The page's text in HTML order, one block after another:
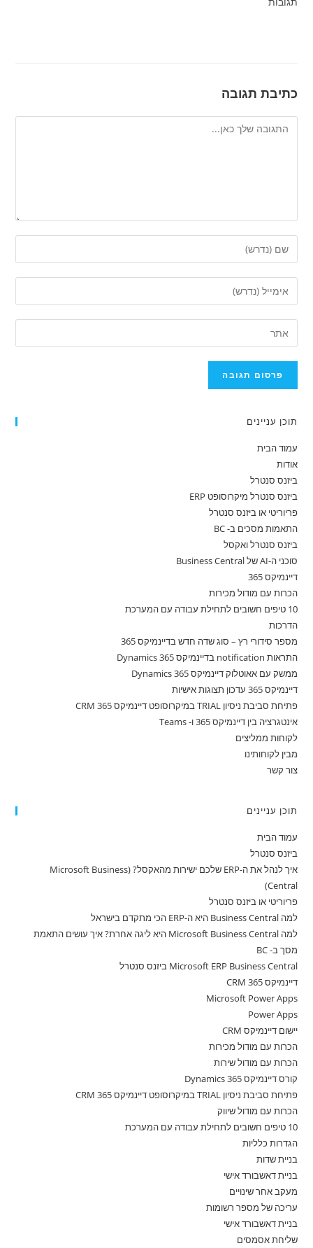
כתיבת תגובה
תוכן עניינים
עמוד הבית
אודות
ביזנס סנטרל
ביזנס סנטרל מיקרוסופט ERP
פריוריטי או ביזנס סנטרל
התאמות מסכים ב- BC
ביזנס סנטרל ואקסל
סוכני ה-AI של Business Central
דיינמיקס 365
הכרות עם מודול מכירות
10 טיפים חשובים לתחילת עבודה עם המערכת
הדרכות
מספר סידורי רץ – סוג שדה חדש בדיינמיקס 365
התראות notification בדיינמיקס 365 Dynamics
ממשק עם אאוטלוק דיינמיקס 365 Dynamics
דיינמיקס 365 עדכון תצוגות אישיות
פתיחת סביבת ניסיון TRIAL במיקרוסופט דיינמיקס 365 CRM
אינטגרציה בין דיינמיקס 365 ו- Teams
לקוחות ממליצים
מבין לקוחותינו
צור קשר
תוכן עניינים
עמוד הבית
ביזנס סנטרל
איך לנהל את ה-ERP שלכם ישירות מהאקסל? (Microsoft Business
Central)
פריוריטי או ביזנס סנטרל
למה Business Central היא ה-ERP הכי מתקדם בישראל
למה Microsoft Business Central היא ליגה אחרת? איך עושים התאמת
מסך ב- BC
Microsoft ERP Business Central ביזנס סנטרל
דיינמיקס 365 CRM
Microsoft Power Apps
Power Apps
יישום דיינמיקס CRM
הכרות עם מודול מכירות
הכרות עם מודול שירות
קורס דיינמיקס 365 Dynamics
פתיחת סביבת ניסיון TRIAL במיקרוסופט דיינמיקס 365 CRM
הכרות עם מודול שיווק
10 טיפים חשובים לתחילת עבודה עם המערכת
הגדרות כלליות
בניית שדות
בניית דאשבורד אישי
מעקב אחר שינויים
עריכה של מספר רשומות
בניית דאשבורד אישי
שליחת אסמסים